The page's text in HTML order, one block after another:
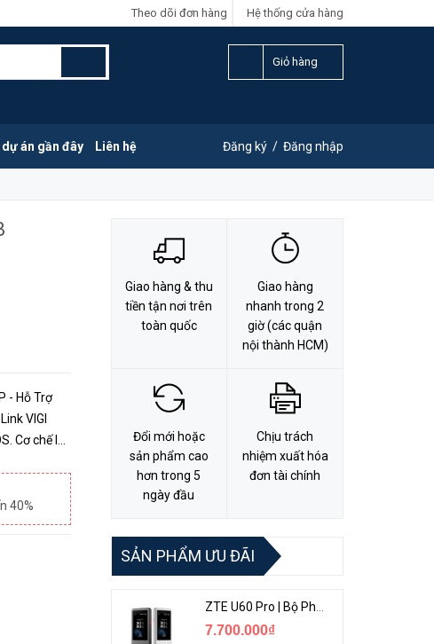
Hệ thống cửa hàng
Theo dõi đơn hàng
Giỏ hàng
án gần đây Liên hệ Đăng ký / Đăng nhập
- Hỗ Trợ
Cơ chế IR
nét: 5MP.
40%
LIÊN HỆ ĐẶT HÀNG
Giao hàng & thu
tiền tận nơi trên
toàn quốc
Giao hàng
nhanh trong 2
giờ (các quận
nội thành HCM)
Đổi mới hoặc
sản phẩm cao
hơn trong 5
ngày đầu
Chịu trách
nhiệm xuất hóa
đơn tài chính
SẢN PHẨM ƯU ĐÃI
ZTE U60 Pro | Bộ Phát 5G Cầm Tay Tích Hợp Công Nghệ WiFi 7, Pin 10000mAh
7.700.000₫